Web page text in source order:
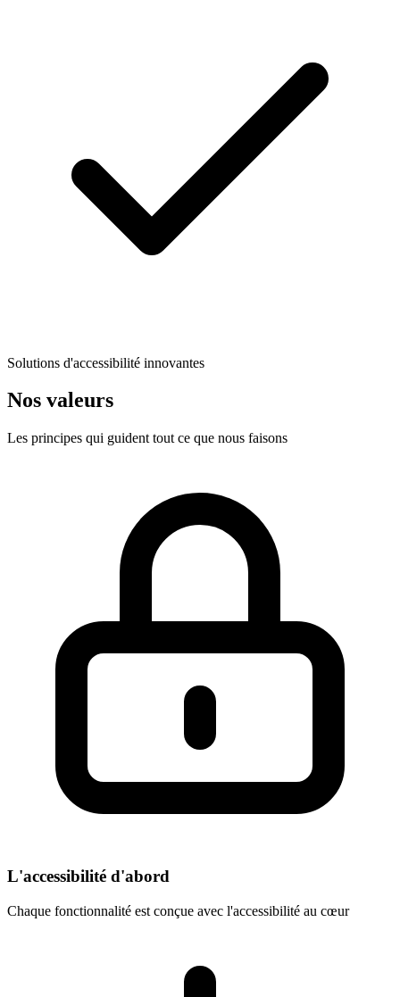
Solutions d'accessibilité innovantes
Nos valeurs
Les principes qui guident tout ce que nous faisons
L'accessibilité d'abord
Chaque fonctionnalité est conçue avec l'accessibilité au cœur